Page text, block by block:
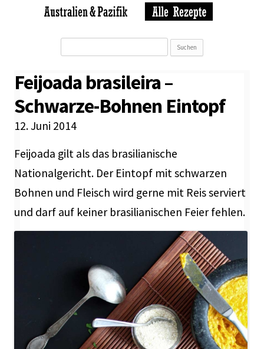
Feijoada brasileira –
Schwarze-Bohnen Eintopf
12. Juni 2014
Feijoada gilt als das brasilianische
Nationalgericht. Der Eintopf mit schwarzen
Bohnen und Fleisch wird gerne mit Reis serviert
und darf auf keiner brasilianischen Feier fehlen.